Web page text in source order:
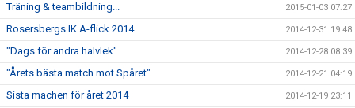
Träning & teambildning... 2015-01-03 07:27
Rosersbergs IK A-flick 2014 2014-12-31 19:48
"Dags för andra halvlek" 2014-12-28 08:39
"Årets bästa match mot Spåret" 2014-12-21 04:19
Sista machen för året 2014 2014-12-19 23:11